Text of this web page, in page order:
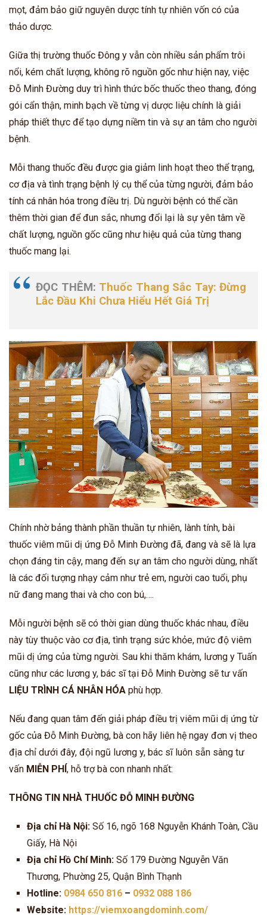
mọt, đảm bảo giữ nguyên dược tính tự nhiên vốn có của
thảo dược.
Giữa thị trường thuốc Đông y vẫn còn nhiều sản phẩm trôi
nổi, kém chất lượng, không rõ nguồn gốc như hiện nay, việc
Đỗ Minh Đường duy trì hình thức bốc thuốc theo thang, đóng
gói cẩn thận, minh bạch về từng vị dược liệu chính là giải
pháp thiết thực để tạo dựng niềm tin và sự an tâm cho người
bệnh.
Mỗi thang thuốc đều được gia giảm linh hoạt theo thể trạng,
cơ địa và tình trạng bệnh lý cụ thể của từng người, đảm bảo
tính cá nhân hóa trong điều trị. Dù người bệnh có thể cần
thêm thời gian để đun sắc, nhưng đổi lại là sự yên tâm về
chất lượng, nguồn gốc cũng như hiệu quả của từng thang
thuốc mang lại.
ĐỌC THÊM: Thuốc Thang Sắc Tay: Đừng
Lắc Đầu Khi Chưa Hiểu Hết Giá Trị
Chính nhờ bảng thành phần thuần tự nhiên, lành tính, bài
thuốc viêm mũi dị ứng Đỗ Minh Đường đã, đang và sẽ là lựa
chọn đáng tin cậy, mang đến sự an tâm cho người dùng, nhất
là các đối tượng nhạy cảm như trẻ em, người cao tuổi, phụ
nữ đang mang thai và cho con bú,….
Mỗi người bệnh sẽ có thời gian dùng thuốc khác nhau, điều
này tùy thuộc vào cơ địa, tình trạng sức khỏe, mức độ viêm
mũi dị ứng của từng người. Sau khi thăm khám, lương y Tuấn
cũng như các lương y, bác sĩ tại Đỗ Minh Đường sẽ tư vấn
LIỆU TRÌNH CÁ NHÂN HÓA phù hợp.
Nếu đang quan tâm đến giải pháp điều trị viêm mũi dị ứng từ
gốc của Đỗ Minh Đường, bà con hãy liên hệ ngay đơn vị theo
địa chỉ dưới đây, đội ngũ lương y, bác sĩ luôn sẵn sàng tư
vấn MIỄN PHÍ, hỗ trợ bà con nhanh nhất:
THÔNG TIN NHÀ THUỐC ĐỖ MINH ĐƯỜNG
Địa chỉ Hà Nội: Số 16, ngõ 168 Nguyễn Khánh Toàn, Cầu
Giấy, Hà Nội
Địa chỉ Hồ Chí Minh: Số 179 Đường Nguyễn Văn
Thương, Phường 25, Quận Bình Thạnh
Hotline: 0984 650 816 – 0932 088 186
Website: https://viemxoangdominh.com/